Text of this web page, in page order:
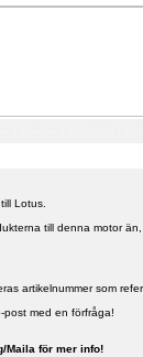
Lotus.
till denna motor
artikelnummer som
post med en förfråga!
Maila för mer info!